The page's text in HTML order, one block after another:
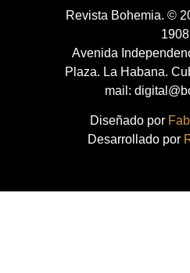
Revista Bohemia. ©
1908
Avenida
Plaza. La Habana.
mail:
Diseñado por
Desarrollado por